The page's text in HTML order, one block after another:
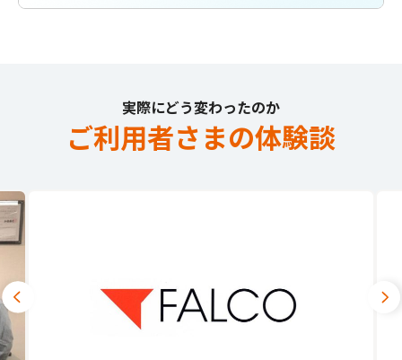
実際にどう変わったのか
ご利用者さまの体験談